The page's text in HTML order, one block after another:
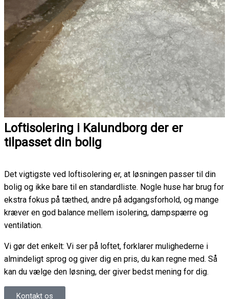
Loftisolering i Kalundborg der er
tilpasset din bolig
Det vigtigste ved loftisolering er, at løsningen passer til din
bolig og ikke bare til en standardliste. Nogle huse har brug for
ekstra fokus på tæthed, andre på adgangsforhold, og mange
kræver en god balance mellem isolering, dampspærre og
ventilation.
Vi gør det enkelt: Vi ser på loftet, forklarer mulighederne i
almindeligt sprog og giver dig en pris, du kan regne med. Så
kan du vælge den løsning, der giver bedst mening for dig.
Kontakt os